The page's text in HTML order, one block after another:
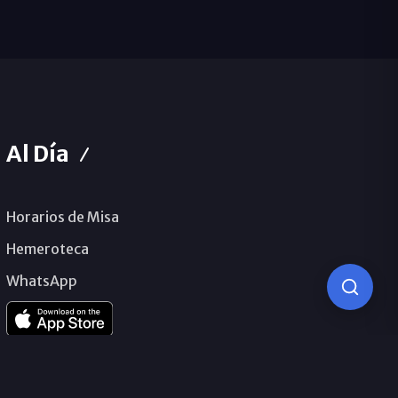
Al Día
Horarios de Misa
Hemeroteca
WhatsApp